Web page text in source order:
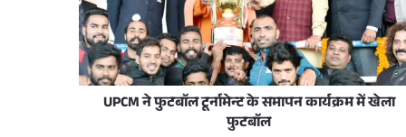
1 week ago
योगी सरकार में जल संरक्षण बना जन आंदोलन, यूपी
UPCM ने फुटबाॅल टूर्नामेन्ट के समापन कार्यक्रम में खेला
फुटबाॅल